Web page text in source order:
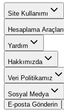
Site Kullanımı
Hesaplama Araçları
Yardım
Hakkımızda
Veri Politikamız
Sosyal Medya
E-posta Gönderin